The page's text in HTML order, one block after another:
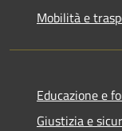
Mobilità e
Educazione e
Giustizia e